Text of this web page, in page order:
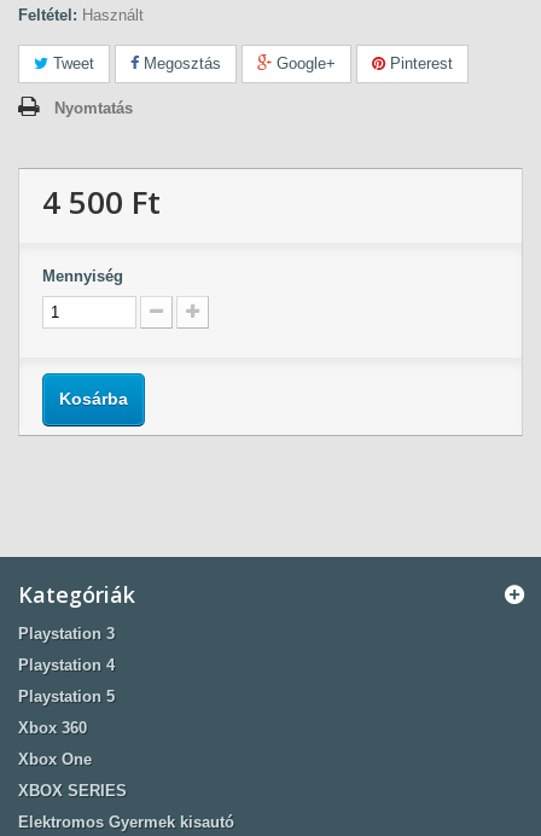
Feltétel: Használt
Tweet Megosztás Google+ Pinterest
Nyomtatás
4 500 Ft‎
Mennyiség
Kosárba
Kategóriák
Playstation 3
Playstation 4
Playstation 5
Xbox 360
Xbox One
XBOX SERIES
Elektromos Gyermek kisautó